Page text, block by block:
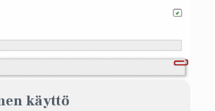
käyttö